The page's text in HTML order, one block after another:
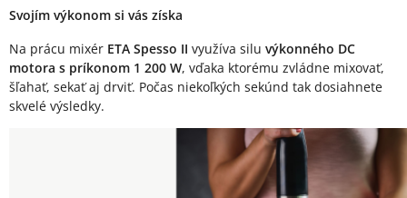
Svojím výkonom si vás získa
Na prácu mixér ETA Spesso II využíva silu výkonného DC
motora s príkonom 1 200 W, vďaka ktorému zvládne mixovať,
šľahať, sekať aj drviť. Počas niekoľkých sekúnd tak dosiahnete
skvelé výsledky.